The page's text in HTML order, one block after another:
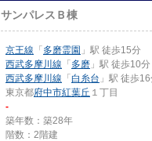
サンパレスＢ棟
京王線 「 多磨霊園 」駅 徒歩15分
西武多摩川線 「 多磨 」駅 徒歩10分
西武多摩川線 「 白糸台 」駅 徒歩
東京都府中市紅葉丘 １丁目
-
築年数：築28年
階数：2階建